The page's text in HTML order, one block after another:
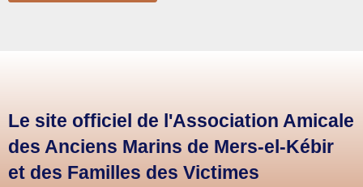
Le site officiel de l'Association Amicale
des Anciens Marins de Mers-el-Kébir
et des Familles des Victimes